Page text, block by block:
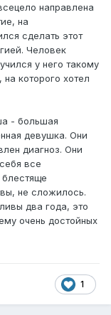
направлена
на
сделать этот
Человек
у него такому
которого хотел
- большая
девушка. Они
диагноз. Они
все
не сложилось.
два года, это
очень достойных
1